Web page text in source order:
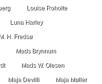
Louise Roholte
Luna Harley
M. H. Fredsø
Mads Brynnum
Mads W. Olesen
Maja Devilli Maja Møller